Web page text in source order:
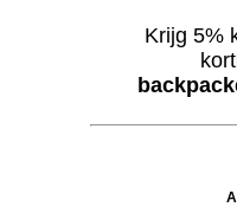
Krijg 5%